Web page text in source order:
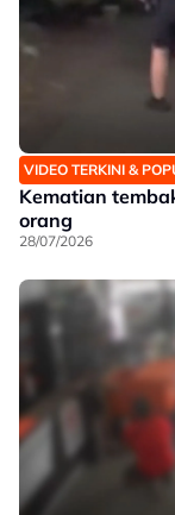
VIDEO TERKINI &
Kematian
orang
28/07/2026